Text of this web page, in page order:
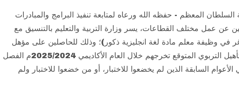
المعظم - حفظه الله ورعاه لمتابعة تنفيذ البرامج والمبادرات
عن عمل مختلف القطاعات، يسر وزارة التربية والتعليم بالتنسيق مع
في وظيفة معلم مادة لغة انجليزية ذكور)؛ وذلك للحاصلين على مؤهل
جامعي تربوي، أو جامعي مضاف إليه دبلوم التأهيل التربوي المتوقع تخرجهم خلال العام الأكاديمي 2025/2024م الفصل
السابقة الذين لم يخضعوا للاختبار، أو من خضعوا للاختبار ولم